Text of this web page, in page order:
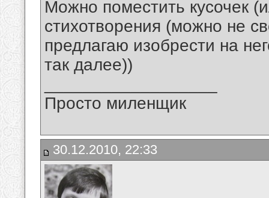
Можно поместить кусочек
стихотворения (можно не
предлагаю изобрести на
так далее))
Просто миленщик
30.12.2010, 22:33